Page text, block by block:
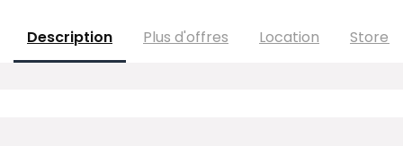
Description Plus d'offres Location Store